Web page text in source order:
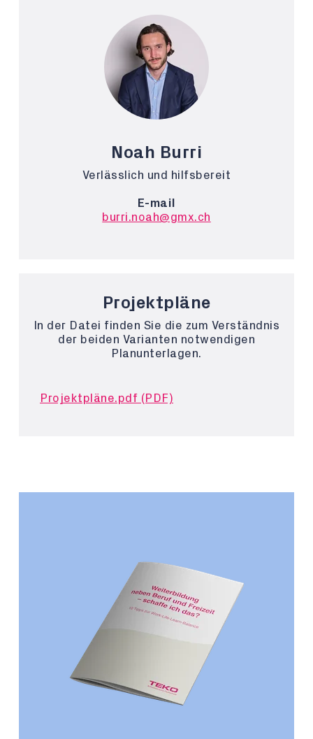
Noah Burri
Verlässlich und hilfsbereit
E-mail
burri.noah@gmx.ch
Projektpläne
In der Datei finden Sie die zum Verständnis
der beiden Varianten notwendigen
Planunterlagen.
Projektpläne.pdf (PDF)